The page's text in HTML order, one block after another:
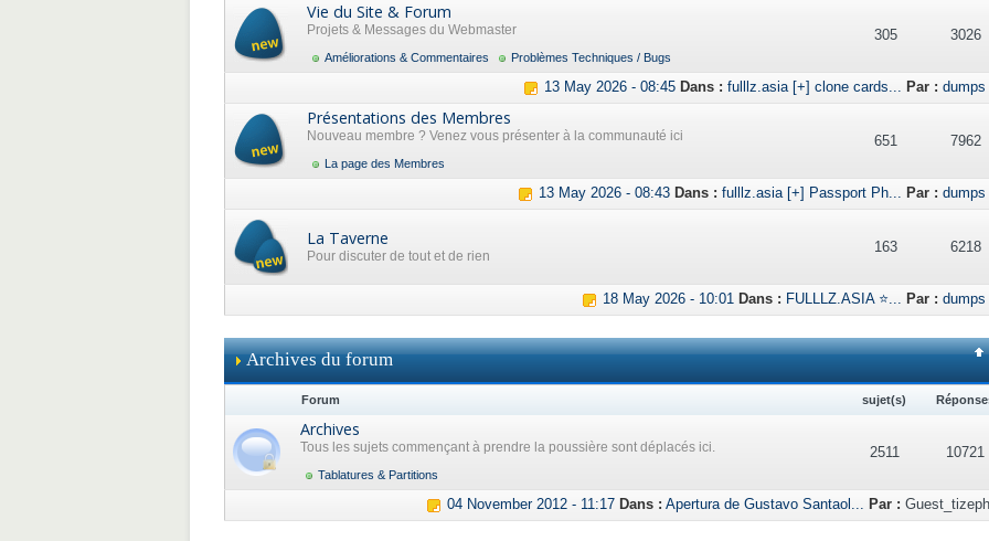
Vie du Site & Forum
Projets & Messages du Webmaster
Améliorations & Commentaires Problèmes Techniques / Bugs
305 3026
13 May 2026 - 08:45 Dans : fulllz.asia [+] clone cards... Par : dumps
Présentations des Membres
Nouveau membre ? Venez vous présenter à la communauté ici
La page des Membres
651 7962
13 May 2026 - 08:43 Dans : fulllz.asia [+] Passport Ph... Par : dumps
La Taverne
Pour discuter de tout et de rien
163 6218
18 May 2026 - 10:01 Dans : FULLLZ.ASIA ⭐... Par : dumps
Archives du forum
Forum sujet(s)
Archives
Tous les sujets commençant à prendre la poussière sont déplacés ici.
Tablatures & Partitions
2511 10721
04 November 2012 - 11:17 Dans : Apertura de Gustavo Santaol... Par :